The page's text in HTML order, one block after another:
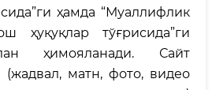
ҳамда “Муаллифлик
ҳуқуқлар тўғрисида”ги
ҳимояланади. Сайт
(жадвал, матн, фото, видео